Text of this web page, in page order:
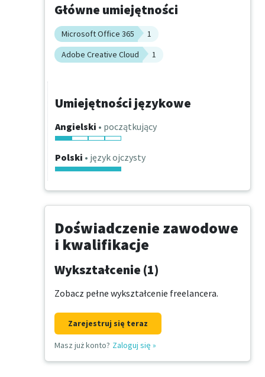
Główne umiejętności
Microsoft Office 365
1
Adobe Creative Cloud
1
Umiejętności językowe
Angielski • początkujący
Polski • język ojczysty
Doświadczenie zawodowe
i kwalifikacje
Wykształcenie (1)
Zobacz pełne wykształcenie freelancera.
Zarejestruj się teraz
Masz już konto? Zaloguj się »